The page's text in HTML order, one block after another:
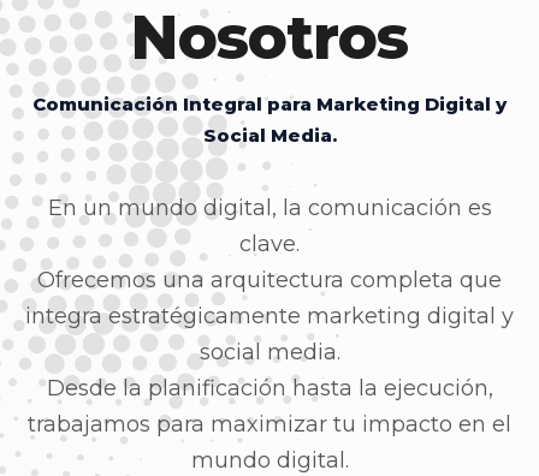
Nosotros
Comunicación Integral para Marketing Digital y
Social Media.
En un mundo digital, la comunicación es
clave.
Ofrecemos una arquitectura completa que
integra estratégicamente marketing digital y
social media.
Desde la planificación hasta la ejecución,
trabajamos para maximizar tu impacto en el
mundo digital.